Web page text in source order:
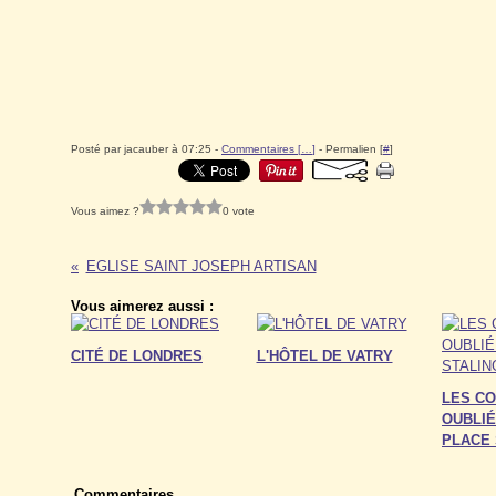
Posté par jacauber à 07:25 - Commentaires [ ] - Permalien [#]
Vous aimez ? 0 vote
EGLISE SAINT JOSEPH ARTISAN
Vous aimerez aussi :
CITÉ DE LONDRES L'HÔTEL DE VATRY
LES
PLACE